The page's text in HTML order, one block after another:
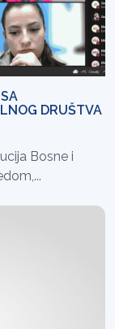
DRUŠTVA
Bosne i